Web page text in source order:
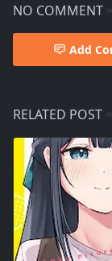
NO COMMENT
Add
RELATED POST